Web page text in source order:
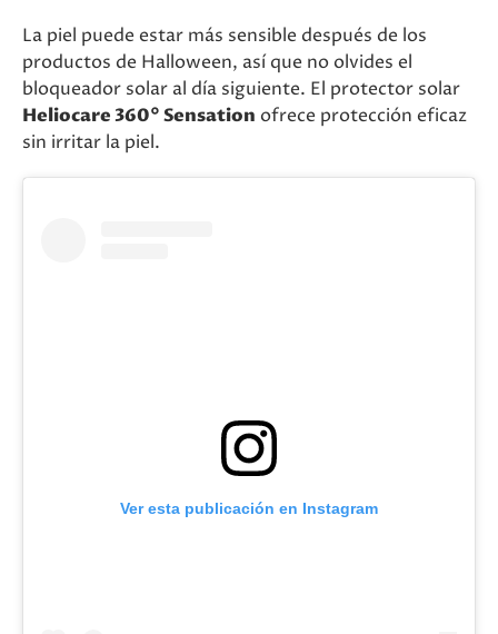
La piel puede estar más sensible después de los
productos de Halloween, así que no olvides el
bloqueador solar al día siguiente. El protector solar
Heliocare 360° Sensation ofrece protección eficaz
sin irritar la piel.
Ver esta publicación en Instagram